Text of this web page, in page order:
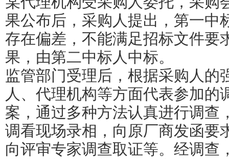
果公布后，采购人提出，第一中
存在偏差，不能满足招标文件要
果，由第二中标人中标。
监管部门受理后，根据采购人的
人、代理机构等方面代表参加的
案，通过多种方法认真进行调查
调看现场录相，向原厂商发函要
向评审专家调查取证等。经调查